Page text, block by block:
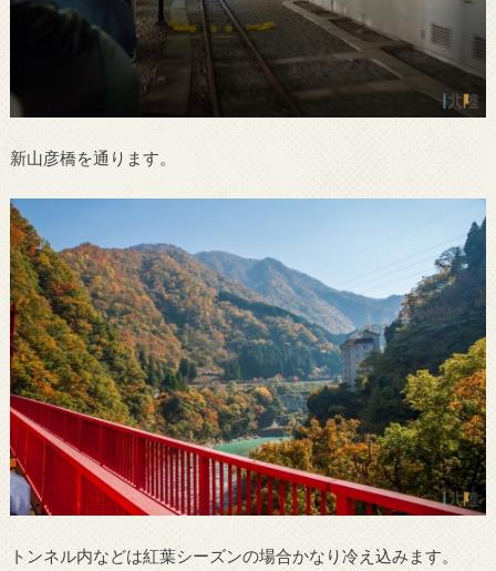
新山彦橋を通ります。
トンネル内などは紅葉シーズンの場合かなり冷え込みます。